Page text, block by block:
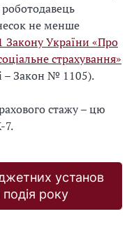
не менше
Закону України «Про
страхування»
– Закон № 1105).
стажу – цю
7.
установ
року